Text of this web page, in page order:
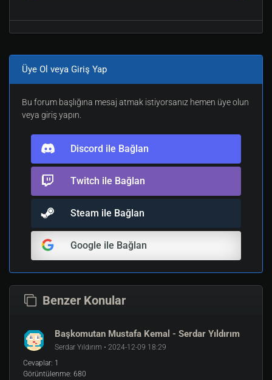
Aradan 53 yıl geçmesi gerekti.
Farkedemedim ben bile
Mustafa'nın Atatürk olacağını
Baştacı olacağını.
* * * *
Mustafa Kemal yoklukla savaştı
Yoktan yonga kopardı
İnanılmazı gerçekleştirip
Türkiye Cumhuriyeti'ni kurdu.
Ey dünya insanları!
Tarih 13-05-2022
Üye Ol veya Giriş Yap
Bu forum başlığına mesaj atmak istiyorsanız hemen üye olun
veya giriş yapın.
Discord ile Bağlan
Twitch ile Bağlan
Steam ile Bağlan
Google ile Bağlan
Benzer Konular
Başkomutan Mustafa Kemal - Serdar Yıldırım
Serdar Yıldırım • 2024-12-09 18:29
Cevaplar: 1
Görüntülenme: 680